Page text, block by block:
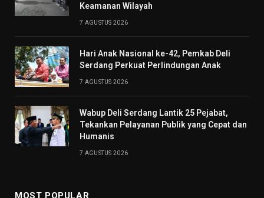
Keamanan Wilayah
7 AGUSTUS 2026
Hari Anak Nasional ke-42, Pemkab Deli
Serdang Perkuat Perlindungan Anak
7 AGUSTUS 2026
Wabup Deli Serdang Lantik 25 Pejabat,
Tekankan Pelayanan Publik yang Cepat dan
Humanis
7 AGUSTUS 2026
MOST POPULAR